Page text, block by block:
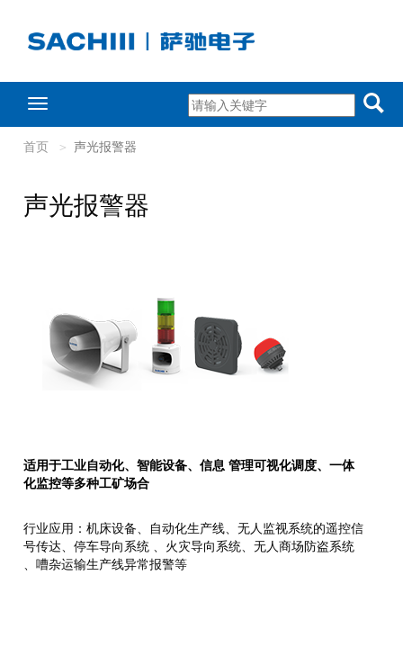
Toggle
首页
声光报警器
声光报警器
适用于工业自动化、智能设备、信息 管理可视化调度、一体
化监控等多种工矿场合
行业应用：机床设备、自动化生产线、无人监视系统的遥控信
号传达、停车导向系统 、火灾导向系统、无人商场防盗系统
、嘈杂运输生产线异常报警等